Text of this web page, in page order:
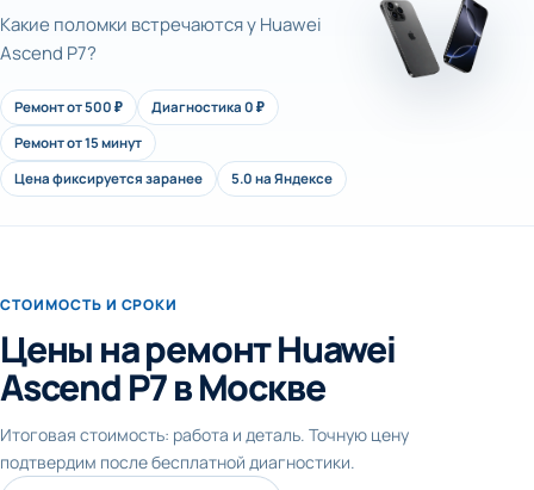
Какие поломки встречаются у Huawei
Ascend P7?
Ремонт от 500 ₽
Диагностика 0 ₽
Ремонт от 15 минут
Цена фиксируется заранее
5.0 на Яндексе
СТОИМОСТЬ И СРОКИ
Цены на ремонт Huawei
Ascend P7 в Москве
Итоговая стоимость: работа и деталь. Точную цену
подтвердим после бесплатной диагностики.